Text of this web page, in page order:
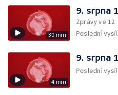
30 min
9. srpna
Zprávy ve 12
Poslední
4 min
9. srpna
Poslední